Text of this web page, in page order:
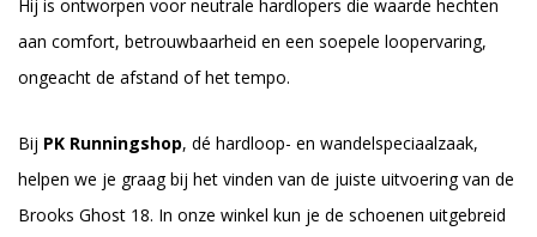
Hij is ontworpen voor neutrale hardlopers die waarde hechten
aan comfort, betrouwbaarheid en een soepele loopervaring,
ongeacht de afstand of het tempo.
Bij PK Runningshop, dé hardloop- en wandelspeciaalzaak,
helpen we je graag bij het vinden van de juiste uitvoering van de
Brooks Ghost 18. In onze winkel kun je de schoenen uitgebreid